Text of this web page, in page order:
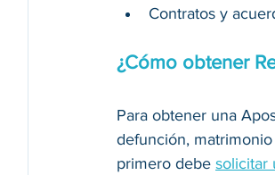
Contratos y
¿Cómo obtener
Para obtener una
defunción,
primero debe solicitar